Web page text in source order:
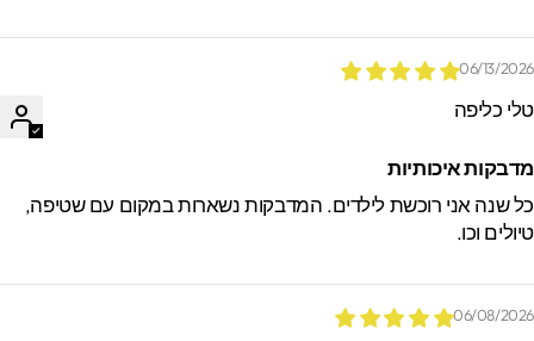
06/13/
כליפה
איכותיות
שנה אני רוכשת לילדים. המדבקות נשארות במקום עם שטיפה,
וכו.
06/08/